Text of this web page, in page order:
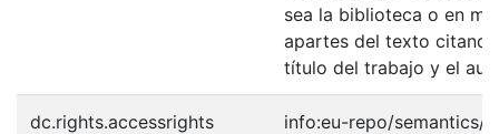
sea la biblioteca o en
apartes del texto
título del trabajo y el
dc.rights.accessrights info:eu-repo/semantics/